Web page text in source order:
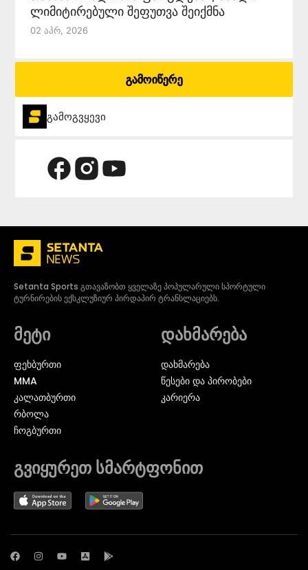
ლიმიტირებული შეფუთვა შეიქმნა
02 Აპრ, 2026
გამოიწერე
გამოგვყევი
Setanta Sports გთავაზობთ ყველაზე პოპულარული სპორტული
ტურნირების ექსკლუზიურ პირდაპირ ტრანსლაციებს.
მეტი
ᲤᲔᲮᲑᲣᲠᲗᲘ
MMA
ᲙᲐᲚᲐᲗᲑᲣᲠᲗᲘ
ᲠᲑᲝᲚᲐ
ᲩᲝᲒᲑᲣᲠᲗᲘ
დახმარება
დახმარება
წესები და პირობები
კარიერა
გვიყურეთ სმარტფონით